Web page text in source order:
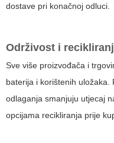
dostave pri konačnoj odluci.
Održivost i
Sve više proizvođača i
baterija i korištenih uložaka.
odlaganja smanjuju utjecaj
opcijama recikliranja prije